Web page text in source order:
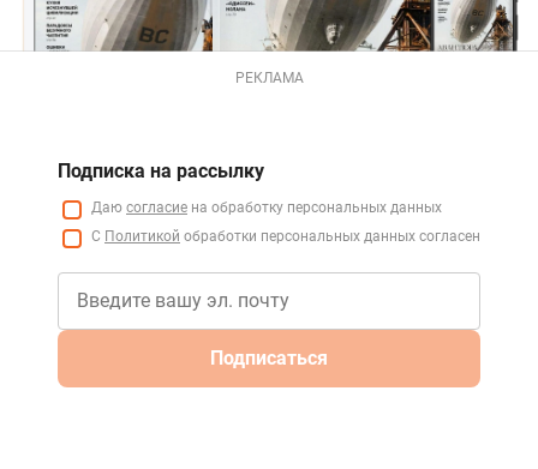
РЕКЛАМА
Подписка на рассылку
Даю согласие на обработку персональных данных
С Политикой обработки персональных данных согласен
Подписаться